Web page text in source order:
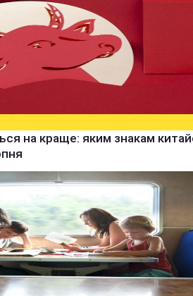
на краще: яким знакам